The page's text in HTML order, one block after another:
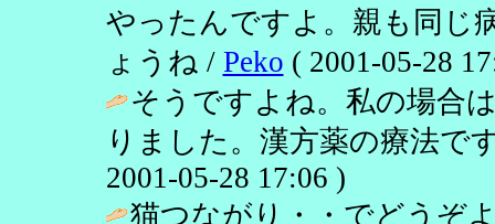
やったんですよ。親も同じ
ょうね / Peko ( 2001-05-28
そうですよね。私の場合
りました。漢方薬の療法で
2001-05-28 17:06 )
猫つながり・・でどうぞ